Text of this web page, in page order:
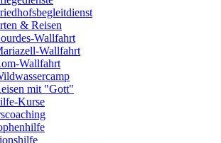
& Reisen
Wallfahrt
Wallfahrt
Wallfahrt
mit "Gott"
Kurse